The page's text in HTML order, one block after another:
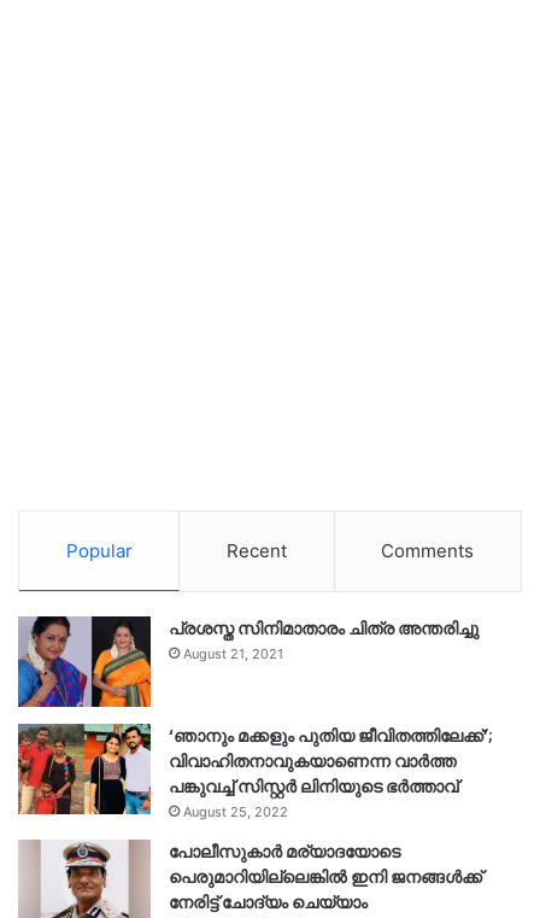
Popular Recent Comments
പ്രശസ്ത സിനിമാതാരം ചിത്ര അന്തരിച്ചു
August 21, 2021
‘ഞാനും മക്കളും പുതിയ ജീവിതത്തിലേക്ക്’;
വിവാഹിതനാവുകയാണെന്ന വാർത്ത
പങ്കുവച്ച് സിസ്റ്റർ ലിനിയുടെ ഭർത്താവ്
August 25, 2022
പോലീസുകാര്‍ മര്യാദയോടെ
പെരുമാറിയില്ലെങ്കില്‍ ഇനി ജനങ്ങള്‍ക്ക്
നേരിട്ട് ചോദ്യം ചെയ്യാം